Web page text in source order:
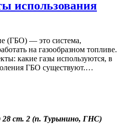
использования
(ГБО) — это система,
на газообразном топливе.
какие газы используются, в
ГБО существуют.…
28 ст. 2 (п. Турынино, ГНС)